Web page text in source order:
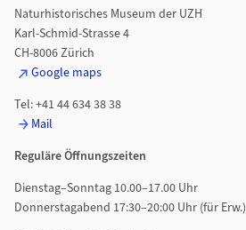
Naturhistorisches Museum der UZH
Karl-Schmid-Strasse 4
CH-8006 Zürich
Google maps
Tel: +41 44 634 38 38
Mail
Reguläre Öffnungszeiten
Dienstag–Sonntag 10.00–17.00 Uhr
Donnerstagabend 17:30–20:00 Uhr (für Erw.)